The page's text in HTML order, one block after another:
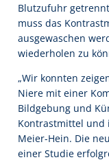
Blutzufuhr
muss das
ausgewaschen
wiederholen zu
„Wir konnten
Niere mit einer
Bildgebung und
Kontrastmittel und
Meier-Hein. Die
einer Studie